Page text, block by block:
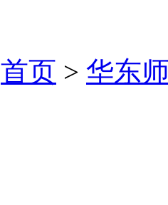
首页 > 华东